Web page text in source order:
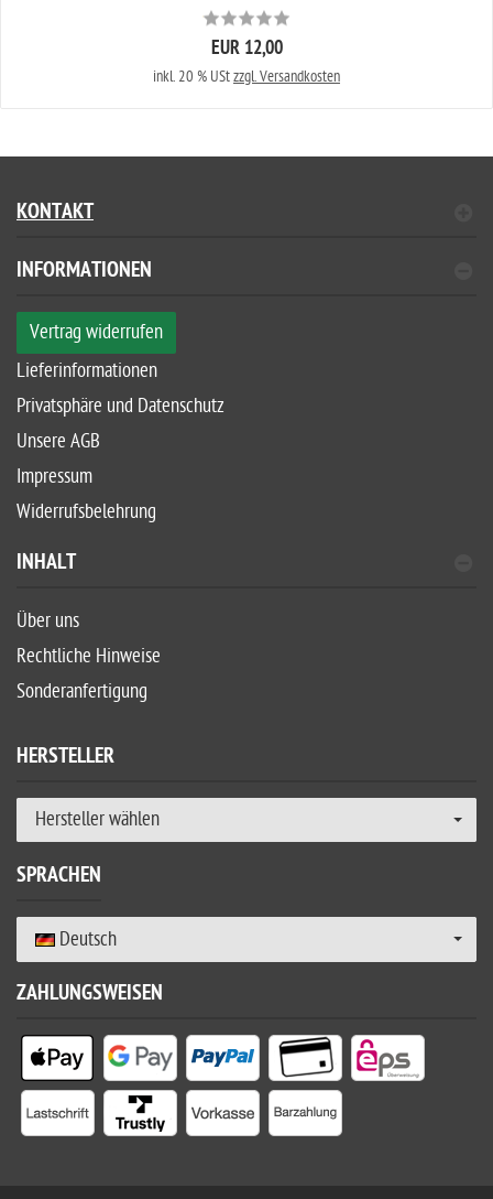
EUR 12,00
inkl. 20 % UStzzgl. Versandkosten
KONTAKT
INFORMATIONEN
Vertrag widerrufen
Lieferinformationen
Privatsphäre und Datenschutz
Unsere AGB
Impressum
Widerrufsbelehrung
INHALT
Über uns
Rechtliche Hinweise
Sonderanfertigung
HERSTELLER
Hersteller wählen
SPRACHEN
Deutsch
ZAHLUNGSWEISEN